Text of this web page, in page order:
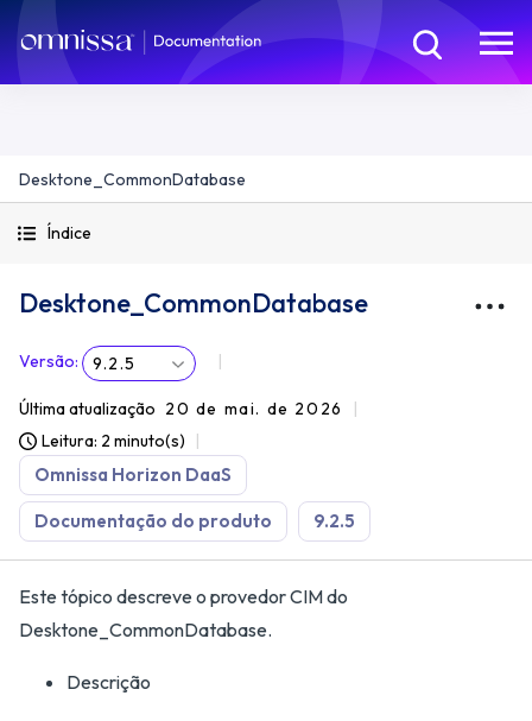
Desktone_CommonDatabase
Índice
Desktone_CommonDatabase
Versão: 9.2.5
Última atualização 20 de mai. de 2026
Leitura: 2 minuto(s)
Omnissa Horizon DaaS
Documentação do produto 9.2.5
Este tópico descreve o provedor CIM do
Desktone_CommonDatabase.
Descrição